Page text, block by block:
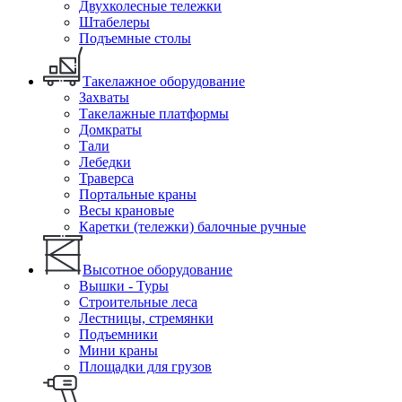
Двухколесные тележки
Штабелеры
Подъемные столы
Такелажное оборудование
Захваты
Такелажные платформы
Домкраты
Тали
Лебедки
Траверса
Портальные краны
Весы крановые
Каретки (тележки) балочные ручные
Высотное оборудование
Вышки - Туры
Строительные леса
Лестницы, стремянки
Подъемники
Мини краны
Площадки для грузов